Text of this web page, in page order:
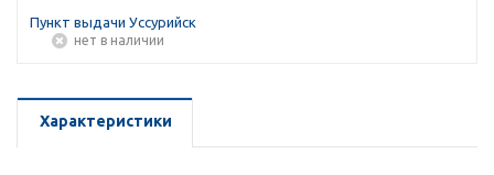
Пункт выдачи Уссурийск
Нет в наличии
Характеристики